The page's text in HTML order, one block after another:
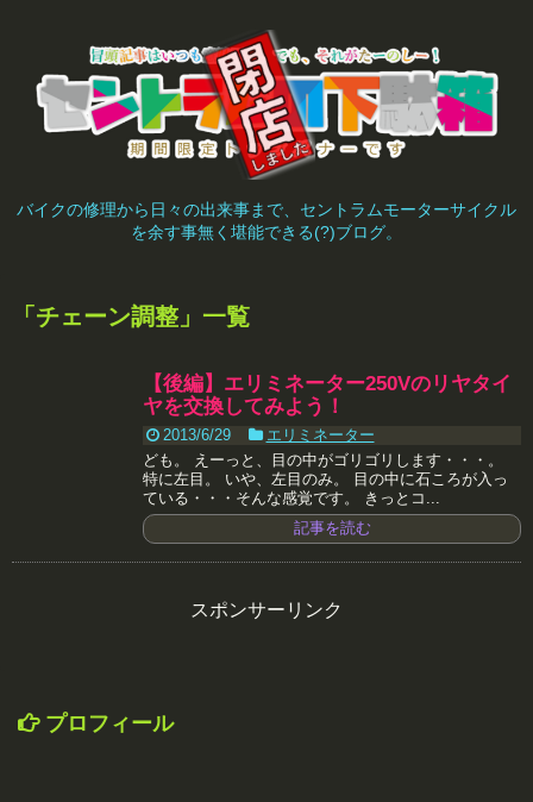
バイクの修理から日々の出来事まで、セントラムモーターサイクル
を余す事無く堪能できる(?)ブログ。
「 チェーン調整 」 一覧
【後編】エリミネーター250Vのリヤタイ
ヤを交換してみよう！
2013/6/29
エリミネーター
ども。 えーっと、目の中がゴリゴリします・・・。
特に左目。 いや、左目のみ。 目の中に石ころが入っ
ている・・・そんな感覚です。 きっとコ...
記事を読む
スポンサーリンク
プロフィール